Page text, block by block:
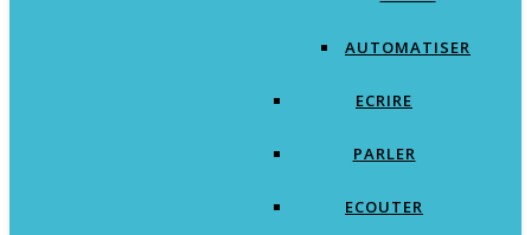
AUTOMATISER
ECRIRE
PARLER
ECOUTER